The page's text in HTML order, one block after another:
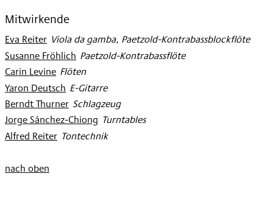
Mitwirkende
Eva Reiter
: Viola da gamba, Paetzold-Kontrabassblockflöte
Susanne Fröhlich: Paetzold-Kontrabassflöte
Carin Levine
: Flöten
Yaron Deutsch: E-Gitarre
Berndt Thurner
: Schlagzeug
Jorge Sánchez-Chiong: Turntables
Alfred Reiter
: Tontechnik
nach oben